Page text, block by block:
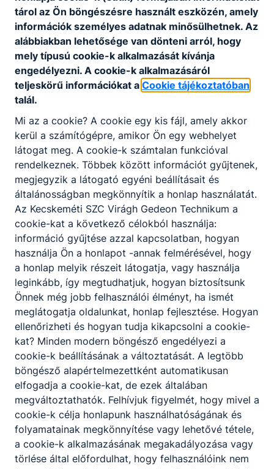
Gyere! Táncoljunk együtt!
Flashmob az utolsó tanítási napon
2026. jún. 14.
Kitüntetés a Cifrapalotában: Nagy
Nóra az Év Tanára!
Büszkeséggel tölti el iskolánk közösségét,
hogy a Kecskeméti Szakképzési Centrum
pedagógusnapi ünnepségén a Kecskeméti
SZC Virágh Gedeon Technikum az Év
Tanára elismerést Nagy Nóra vehette át!
2026. jún. 2.
tárol az Ön böngészésre használt eszközén, amely
információk személyes adatnak minősülhetnek. Az
alábbiakban lehetősége van dönteni arról, hogy
mely típusú cookie-k alkalmazását kívánja
engedélyezni. A cookie-k alkalmazásáról
teljeskörű információkat a Cookie tájékoztatóban
talál.
Mi az a cookie? A cookie egy kis fájl, amely akkor
kerül a számítógépre, amikor Ön egy webhelyet
látogat meg. A cookie-k számtalan funkcióval
rendelkeznek. Többek között információt gyűjtenek,
megjegyzik a látogató egyéni beállításait és
általánosságban megkönnyítik a honlap használatát.
Az Kecskeméti SZC Virágh Gedeon Technikum a
cookie-kat a következő célokból használja:
információ gyűjtése azzal kapcsolatban, hogyan
használja Ön a honlapot -annak felmérésével, hogy
a honlap melyik részeit látogatja, vagy használja
leginkább, így megtudhatjuk, hogyan biztosítsunk
Önnek még jobb felhasználói élményt, ha ismét
meglátogatja oldalunkat, honlap fejlesztése. Hogyan
ellenőrizheti és hogyan tudja kikapcsolni a cookie-
kat? Minden modern böngésző engedélyezi a
cookie-k beállításának a változtatását. A legtöbb
böngésző alapértelmezettként automatikusan
elfogadja a cookie-kat, de ezek általában
megváltoztathatók. Felhívjuk figyelmét, hogy mivel a
cookie-k célja honlapunk használhatóságának és
folyamatainak megkönnyítése vagy lehetővé tétele,
a cookie-k alkalmazásának megakadályozása vagy
törlése által előfordulhat, hogy felhasználóink nem